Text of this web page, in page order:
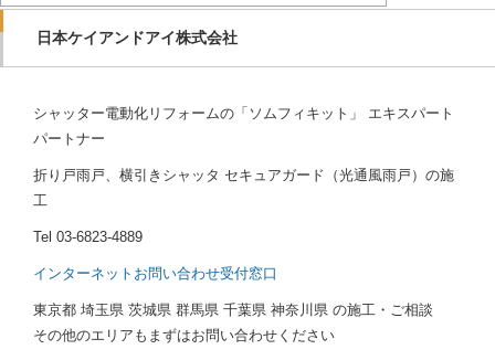
日本ケイアンドアイ株式会社
シャッター電動化リフォームの「ソムフィキット」 エキスパート
パートナー
折り戸雨戸、横引きシャッタ セキュアガード（光通風雨戸）の施
工
Tel 03-6823-4889
インターネットお問い合わせ受付窓口
東京都 埼玉県 茨城県 群馬県 千葉県 神奈川県 の施工・ご相談
その他のエリアもまずはお問い合わせください